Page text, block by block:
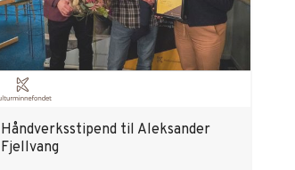
Håndverksstipend til Aleksander
Fjellvang